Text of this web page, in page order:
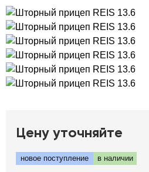
Цену уточняйте
новое поступление в наличии